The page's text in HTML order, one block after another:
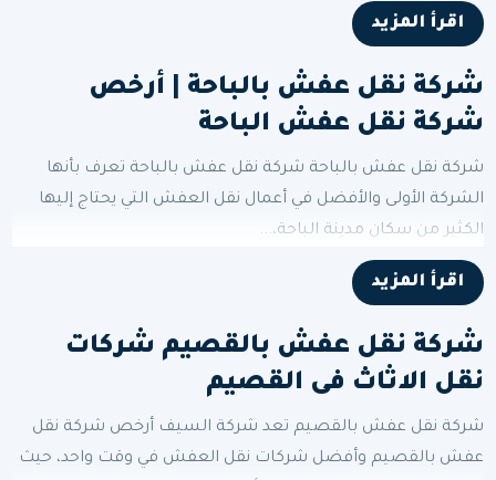
اقرأ المزيد
شركة نقل عفش بالباحة | أرخص
شركة نقل عفش الباحة
شركة نقل عفش بالباحة شركة نقل عفش بالباحة تعرف بأنها
الشركة الأولى والأفضل في أعمال نقل العفش التي يحتاج إليها
الكثير من سكان مدينة الباحة،...
اقرأ المزيد
شركة نقل عفش بالقصيم شركات
نقل الاثاث فى القصيم
شركة نقل عفش بالقصيم تعد شركة السيف أرخص شركة نقل
عفش بالقصيم وأفضل شركات نقل العفش في وقت واحد، حيث